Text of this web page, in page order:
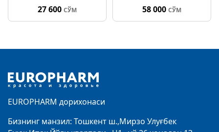
27 600 СЎМ 58 000 СЎМ
EUROPHARM дорихонаси
Бизнинг манзил: Тошкент ш.,Мирзо Улуғбек